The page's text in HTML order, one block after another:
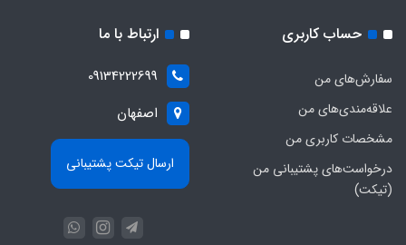
حساب کاربری
سفارش‌های من
علاقه‌مندی‌های من
مشخصات کاربری من
درخواست‌های پشتیبانی من
(تیکت)
ارتباط با ما
09134222699
اصفهان
ارسال تیکت پشتیبانی